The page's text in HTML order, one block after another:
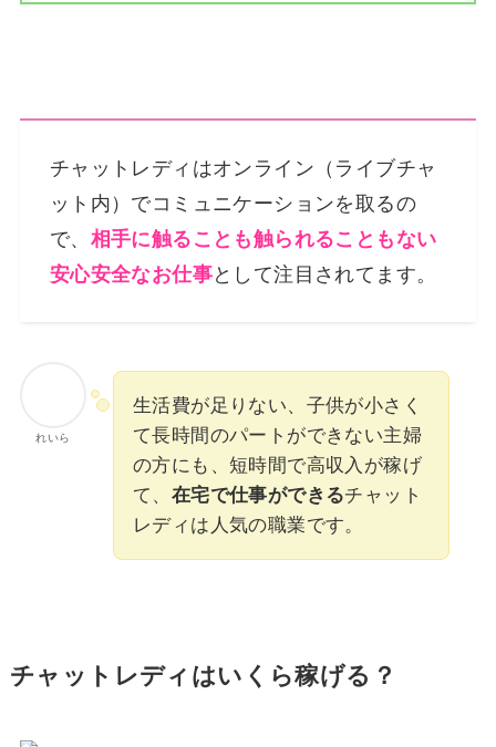
チャットレディはオンライン（ライブチャ
ット内）でコミュニケーションを取るの
で、 相手に触ることも触られることもない
安心安全なお仕事として注目されてます。
れいら
生活費が足りない、子供が小さく
て長時間のパートができない主婦
の方にも、短時間で高収入が稼げ
て、 在宅で仕事ができるチャット
レディは人気の職業です。
チャットレディはいくら稼げる？